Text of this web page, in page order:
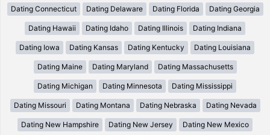
Dating Connecticut Dating Delaware Dating Florida Dating Georgia
Dating Hawaii Dating Idaho Dating Illinois Dating Indiana
Dating Iowa Dating Kansas Dating Kentucky Dating Louisiana
Dating Maine Dating Maryland Dating Massachusetts
Dating Michigan Dating Minnesota Dating Mississippi
Dating Missouri Dating Montana Dating Nebraska Dating Nevada
Dating New Hampshire Dating New Jersey Dating New Mexico